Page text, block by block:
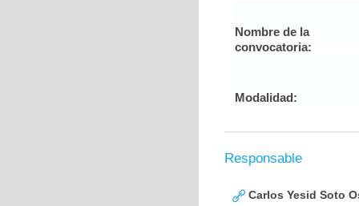
Nombre de la
convocatoria:
Modalidad:
Responsable
Carlos Yesid Soto